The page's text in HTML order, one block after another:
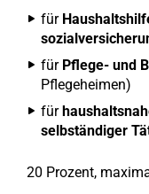
für
für Pflege- und
Pflegeheimen)
für
selbständiger
20 Prozent,